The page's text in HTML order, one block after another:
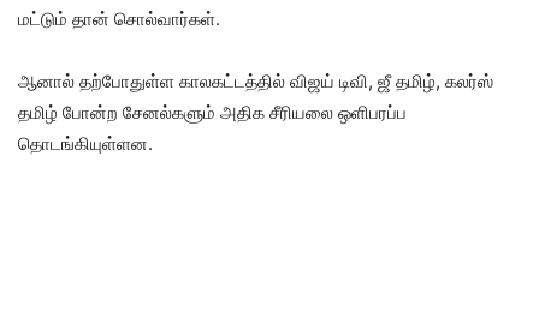
மட்டும் தான் சொல்வார்கள்.
ஆனால் தற்போதுள்ள காலகட்டத்தில் விஜய் டிவி, ஜீ தமிழ், கலர்ஸ்
தமிழ் போன்ற சேனல்களும் அதிக சீரியலை ஒளிபரப்ப
தொடங்கியுள்ளன.